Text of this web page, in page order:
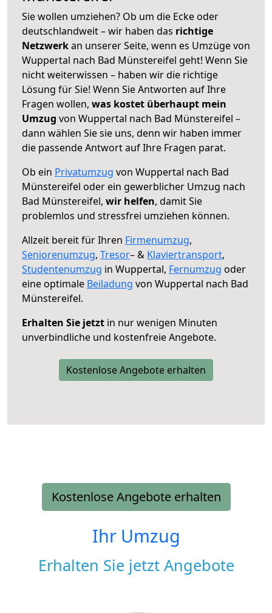
Sie wollen umziehen? Ob um die Ecke oder
deutschlandweit – wir haben das richtige
Netzwerkan unserer Seite, wenn es Umzüge von
Wuppertal nach Bad Münstereifel geht! Wenn Sie
nicht weiterwissen – haben wir die richtige
Lösung für Sie! Wenn Sie Antworten auf Ihre
Fragen wollen, was kostet überhaupt mein
Umzug von Wuppertal nach Bad Münstereifel –
dann wählen Sie sie uns, denn wir haben immer
die passende Antwort auf Ihre Fragen parat.
Ob ein Privatumzug von Wuppertal nach Bad
Münstereifel oder ein gewerblicher Umzug nach
Bad Münstereifel, wir helfen, damit Sie
problemlos und stressfrei umziehen können.
Allzeit bereit für Ihren Firmenumzug,
Seniorenumzug, Tresor– & Klaviertransport,
Studentenumzug in Wuppertal, Fernumzug oder
eine optimale Beiladung von Wuppertal nach Bad
Münstereifel.
Erhalten Sie jetzt in nur wenigen Minuten
unverbindliche und kostenfreie Angebote.
Kostenlose Angebote erhalten
Kostenlose Angebote erhalten
Ihr Umzug
Erhalten Sie jetzt Angebote